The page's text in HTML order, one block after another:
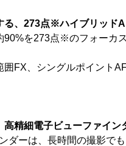
る、273点※ハイブリッド
90%を273点※のフォーカ
FX、シングルポイント
高精細電子ビューファイン
ダーは、長時間の撮影で